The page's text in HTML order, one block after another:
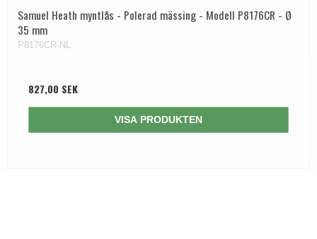
Samuel Heath myntlås - Polerad mässing - Modell P8176CR - Ø
35 mm
P8176CR-NL
827,00 SEK
VISA PRODUKTEN